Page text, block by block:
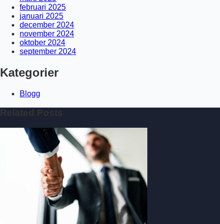
februari 2025
januari 2025
december 2024
november 2024
oktober 2024
september 2024
Kategorier
Blogg
Related Posts